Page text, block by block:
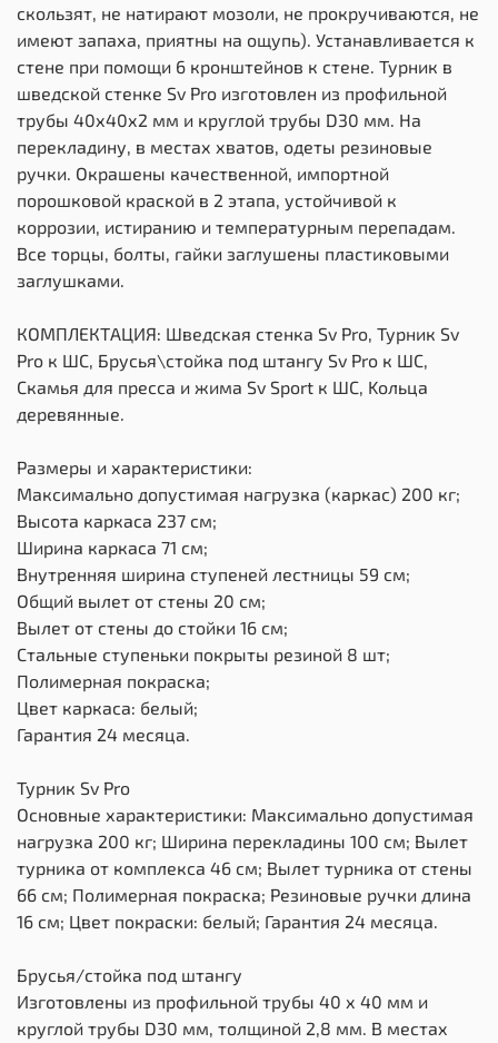
скользят, не натирают мозоли, не прокручиваются, не
имеют запаха, приятны на ощупь). Устанавливается к
стене при помощи 6 кронштейнов к стене. Турник в
шведской стенке Sv Pro изготовлен из профильной
трубы 40х40х2 мм и круглой трубы D30 мм. На
перекладину, в местах хватов, одеты резиновые
ручки. Окрашены качественной, импортной
порошковой краской в 2 этапа, устойчивой к
коррозии, истиранию и температурным перепадам.
Все торцы, болты, гайки заглушены пластиковыми
заглушками.
КОМПЛЕКТАЦИЯ: Шведская стенка Sv Pro, Турник Sv
Pro к ШС, Брусья\стойка под штангу Sv Pro к ШС,
Скамья для пресса и жима Sv Sport к ШС, Kольца
деревянные.
Размеры и характеристики:
Максимально допустимая нагрузка (каркас) 200 кг;
Высота каркаса 237 см;
Ширина каркаса 71 см;
Внутренняя ширина ступеней лестницы 59 см;
Общий вылет от стены 20 см;
Вылет от стены до стойки 16 см;
Стальные ступеньки покрыты резиной 8 шт;
Полимерная покраска;
Цвет каркаса: белый;
Гарантия 24 месяца.
Турник Sv Pro
Основные характеристики: Максимально допустимая
нагрузка 200 кг; Ширина перекладины 100 см; Вылет
турника от комплекса 46 см; Вылет турника от стены
66 см; Полимерная покраска; Резиновые ручки длина
16 см; Цвет покраски: белый; Гарантия 24 месяца.
Брусья/стойка под штангу
Изготовлены из профильной трубы 40 х 40 мм и
круглой трубы D30 мм, толщиной 2,8 мм. В местах